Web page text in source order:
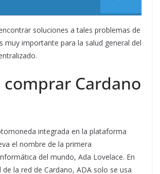
soluciones a tales problemas de
muy importante para la salud general del
comprar Cardano
integrada en la plataforma
el nombre de la primera
del mundo, Ada Lovelace. En
la red de Cardano, ADA solo se usa